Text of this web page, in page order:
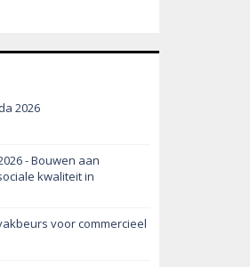
2026
- Bouwen aan
kwaliteit in
voor commercieel